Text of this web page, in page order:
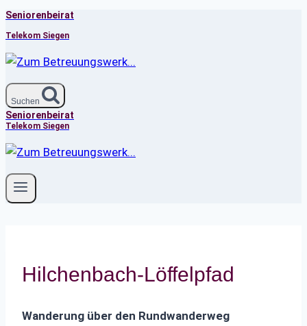
Zum
Inhalt
springen
Seniorenbeirat
Telekom Siegen
Suchen
Seniorenbeirat
Telekom Siegen
Hilchenbach-Löffelpfad
Wanderung über den Rundwanderweg